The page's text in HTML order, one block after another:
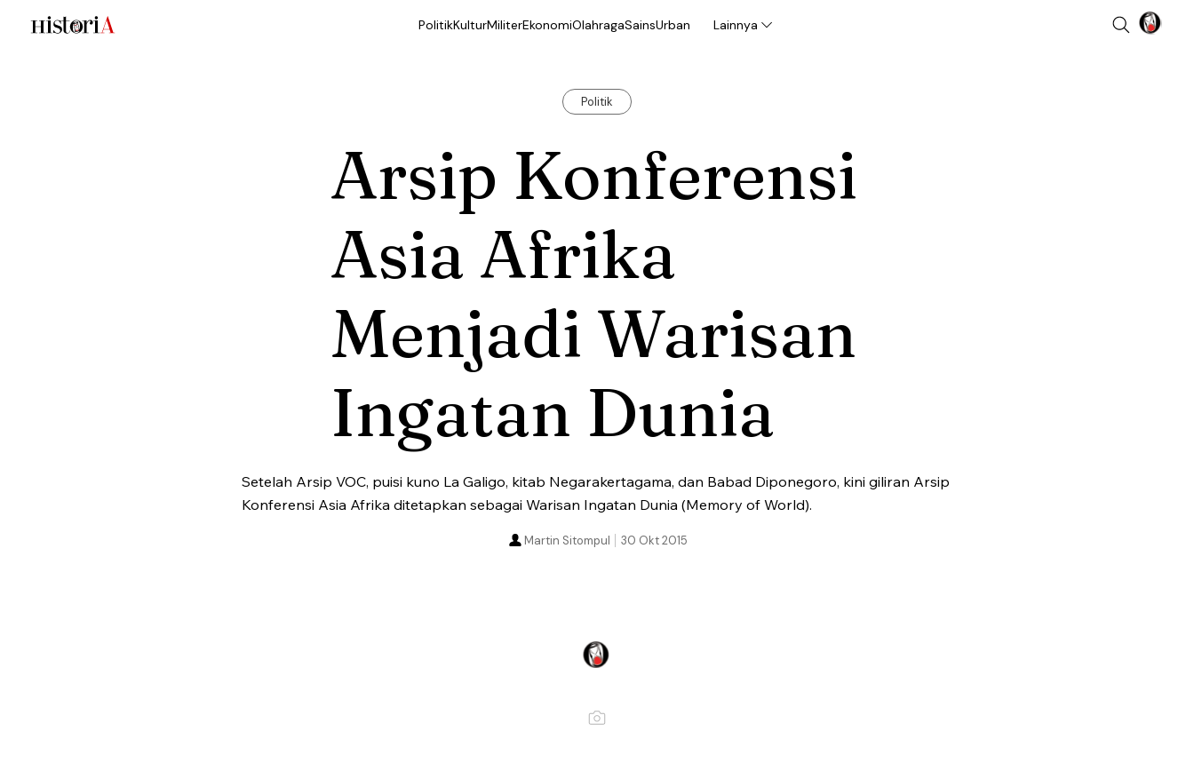
PolitikKulturMiliterEkonomiOlahragaSainsUrban Lainnya
Politik
Arsip Konferensi
Asia Afrika
Menjadi Warisan
Ingatan Dunia
Setelah Arsip VOC, puisi kuno La Galigo, kitab Negarakertagama, dan Babad Diponegoro, kini giliran Arsip
Konferensi Asia Afrika ditetapkan sebagai Warisan Ingatan Dunia (Memory of World).
30 Okt 2015
Martin Sitompul